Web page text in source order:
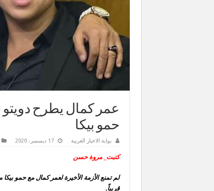
عمر كمال يطرح دويتو
حمو بيكا
بوابة الاخبار العربية 17 ديسمبر، 2020
كتبت_ مروة حسن
لم تمنع الأزمة الأخيرة لعمر كمال مع حمو
قريباً.